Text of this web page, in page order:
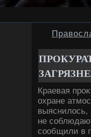
Краевая
охране
выяснилοсь,
не
сообщили в